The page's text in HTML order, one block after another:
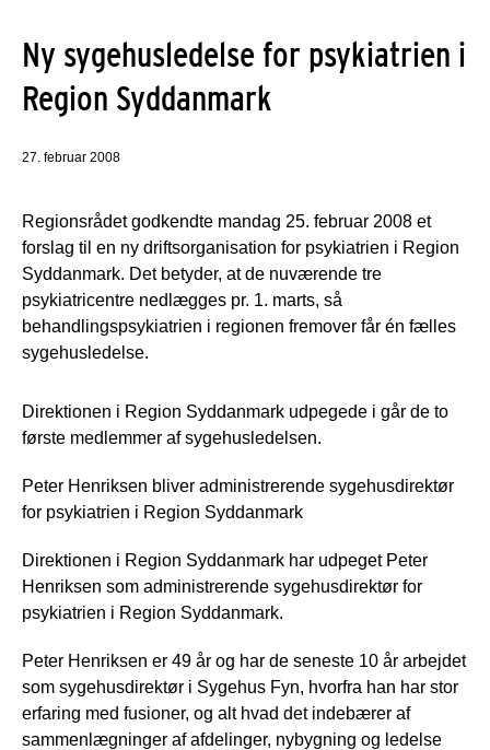
Ny sygehusledelse for psykiatrien i
Region Syddanmark
27. februar 2008
Regionsrådet godkendte mandag 25. februar 2008 et
forslag til en ny driftsorganisation for psykiatrien i Region
Syddanmark. Det betyder, at de nuværende tre
psykiatricentre nedlægges pr. 1. marts, så
behandlingspsykiatrien i regionen fremover får én fælles
sygehusledelse.
Direktionen i Region Syddanmark udpegede i går de to
første medlemmer af sygehusledelsen.
Peter Henriksen bliver administrerende sygehusdirektør
for psykiatrien i Region Syddanmark
Direktionen i Region Syddanmark har udpeget Peter
Henriksen som administrerende sygehusdirektør for
psykiatrien i Region Syddanmark.
Peter Henriksen er 49 år og har de seneste 10 år arbejdet
som sygehusdirektør i Sygehus Fyn, hvorfra han har stor
erfaring med fusioner, og alt hvad det indebærer af
sammenlægninger af afdelinger, nybygning og ledelse